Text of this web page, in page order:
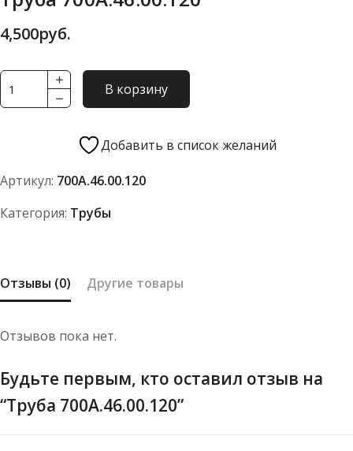
4,500руб.
Количество
товара
700А.46.00.120
В корзину
Добавить в список желаний
Артикул: 700А.46.00.120
Категория: Трубы
Отзывы (0) Другие товары
Отзывов пока нет.
Будьте первым, кто оставил отзыв на
“Труба 700А.46.00.120”